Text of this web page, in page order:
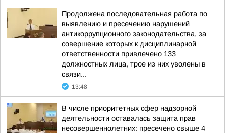
Продолжена последовательная работа по
выявлению и пресечению нарушений
антикоррупционного законодательства, за
совершение которых к дисциплинарной
ответственности привлечено 133
должностных лица, трое из них уволены в
связи...
13:48
В числе приоритетных сфер надзорной
деятельности оставалась защита прав
несовершеннолетних: пресечено свыше 4